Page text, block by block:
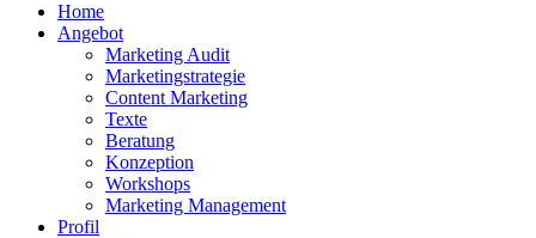
Home
Angebot
Marketing Audit
Marketingstrategie
Content Marketing
Texte
Beratung
Konzeption
Workshops
Marketing Management
Profil